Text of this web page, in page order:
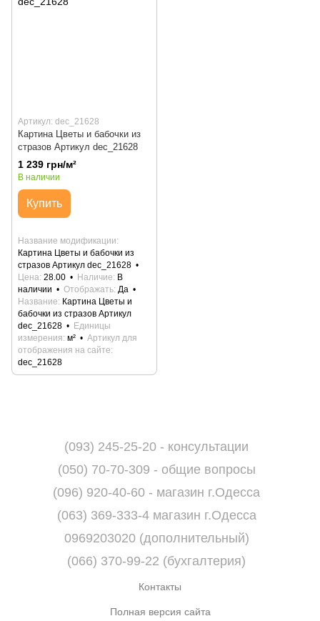
Артикул: dec_21628
Картина Цветы и бабочки из
стразов Артикул dec_21628
1 239 грн/м²
В наличии
Купить
Название модификации
Картина Цветы и бабочки из
стразов Артикул dec_21628
Цена 28.00 Наличие
В
наличии
Отображать Да
Название
Картина Цветы и
бабочки из стразов Артикул
dec_21628
Единицы
измерения м²
Артикул для
отображения на сайте
dec_21628
(093) 245-25-20 - консультации
(050) 70-70-309 - общие вопросы
(096) 920-40-60 - магазин г.Одесса
(063) 369-333-4 магазин г.Одесса
0969203020 (дополнительный)
(066) 370-99-22 (бухгалтерия)
Контакты
Полная версия сайта